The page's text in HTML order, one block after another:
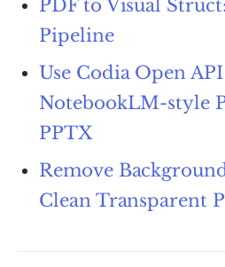
PDF to Visual
Pipeline
Use Codia Open
NotebookLM-style
PPTX
Remove
Clean Transparent